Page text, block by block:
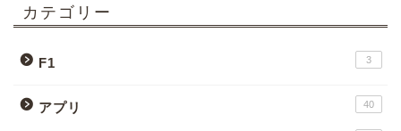
カテゴリー
F1 3
アプリ 40